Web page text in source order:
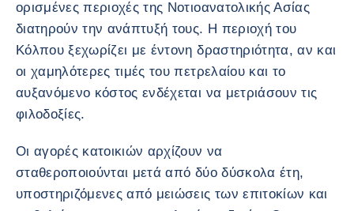
ορισμένες περιοχές της Νοτιοανατολικής Ασίας
διατηρούν την ανάπτυξή τους. Η περιοχή του
Κόλπου ξεχωρίζει με έντονη δραστηριότητα, αν και
οι χαμηλότερες τιμές του πετρελαίου και το
αυξανόμενο κόστος ενδέχεται να μετριάσουν τις
φιλοδοξίες.
Οι αγορές κατοικιών αρχίζουν να
σταθεροποιούνται μετά από δύο δύσκολα έτη,
υποστηριζόμενες από μειώσεις των επιτοκίων και